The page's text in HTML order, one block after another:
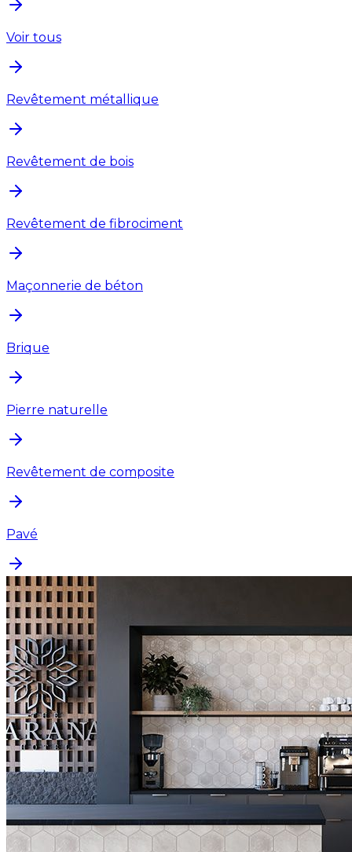
Voir tous
Revêtement métallique
Revêtement de bois
Revêtement de fibrociment
Maçonnerie de béton
Brique
Pierre naturelle
Revêtement de composite
Pavé